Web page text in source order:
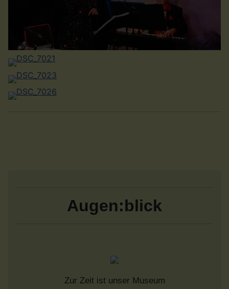
Augen:blick
Zur Zeit ist unser Museum